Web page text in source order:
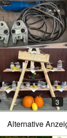
3
Alternative